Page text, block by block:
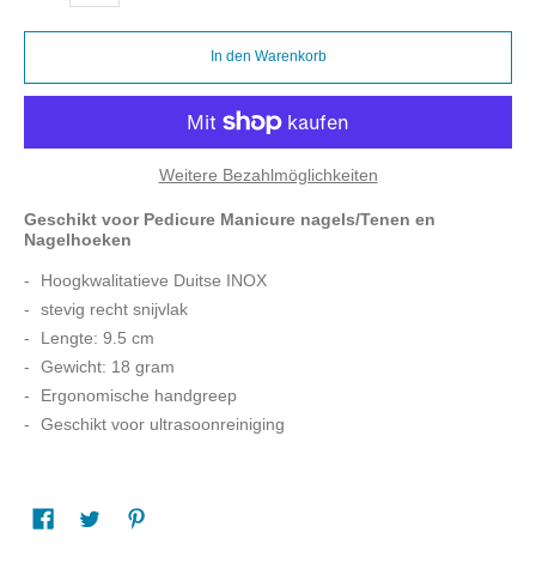
In den Warenkorb
Weitere Bezahlmöglichkeiten
Geschikt voor Pedicure Manicure nagels/Tenen en
Nagelhoeken
Hoogkwalitatieve Duitse INOX
stevig recht snijvlak
Lengte: 9.5 cm
Gewicht: 18 gram
Ergonomische handgreep
Geschikt voor ultrasoonreiniging